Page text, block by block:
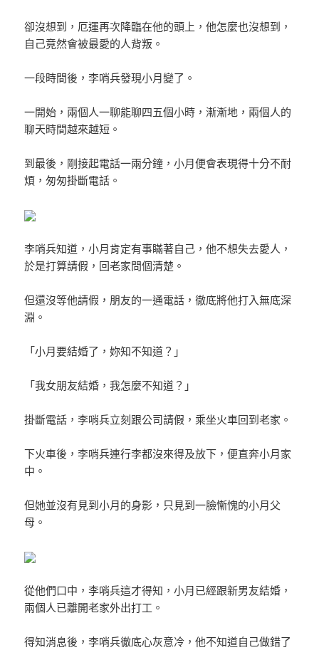
卻沒想到，厄運再次降臨在他的頭上，他怎麼也沒想到，
自己竟然會被最愛的人背叛。
一段時間後，李哨兵發現小月變了。
一開始，兩個人一聊能聊四五個小時，漸漸地，兩個人的
聊天時間越來越短。
到最後，剛接起電話一兩分鐘，小月便會表現得十分不耐
煩，匆匆掛斷電話。
李哨兵知道，小月肯定有事瞞著自己，他不想失去愛人，
於是打算請假，回老家問個清楚。
但還沒等他請假，朋友的一通電話，徹底將他打入無底深
淵。
「小月要結婚了，妳知不知道？」
「我女朋友結婚，我怎麼不知道？」
掛斷電話，李哨兵立刻跟公司請假，乘坐火車回到老家。
下火車後，李哨兵連行李都沒來得及放下，便直奔小月家
中。
但她並沒有見到小月的身影，只見到一臉慚愧的小月父
母。
從他們口中，李哨兵這才得知，小月已經跟新男友結婚，
兩個人已離開老家外出打工。
得知消息後，李哨兵徹底心灰意冷，他不知道自己做錯了